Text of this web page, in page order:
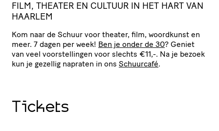
FILM, THEATER EN CULTUUR IN HET HART VAN
HAARLEM
Kom naar de Schuur voor theater, film, woordkunst en
meer. 7 dagen per week! Ben je onder de 30? Geniet
van veel voor­stel­lingen voor slechts €11,-. Na je bezoek
kun je gezellig napraten in ons Schuurcafé.
Tickets